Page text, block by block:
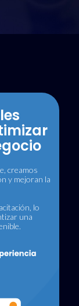
creamos
y mejoran la
lo
una